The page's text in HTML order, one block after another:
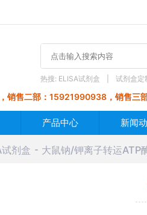
热搜: ELISA试剂盒 试剂盒定
销售二部：15921990938，销售
产品中心 新闻
剂盒 大鼠钠/钾离子转运ATP